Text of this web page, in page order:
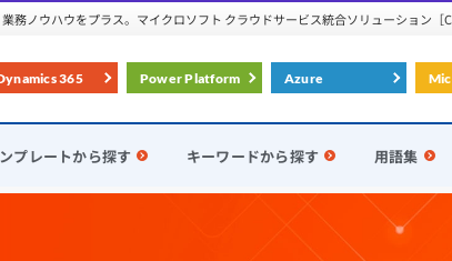
務ノウハウをプラス。マイクロソフト クラウドサービス統合ソリューション［
365 Power Platform Azure
プレートから探す キーワードから探す 用語集